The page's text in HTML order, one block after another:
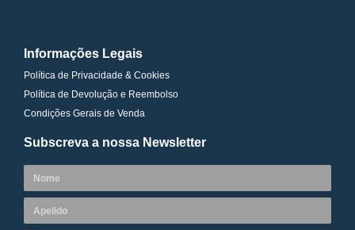
Informações Legais
Política de Privacidade & Cookies
Política de Devolução e Reembolso
Condições Gerais de Venda
Subscreva a nossa Newsletter